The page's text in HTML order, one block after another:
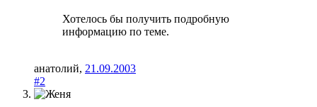
Хотелось бы получить подробную
информацию по теме.
анатолий, 21.09.2003
#2